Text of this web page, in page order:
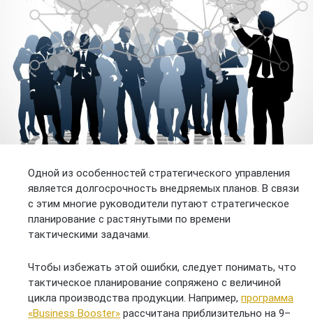
Одной из особенностей стратегического управления
является долгосрочность внедряемых планов. В связи
с этим многие руководители путают стратегическое
планирование с растянутыми по времени
тактическими задачами.
Чтобы избежать этой ошибки, следует понимать, что
тактическое планирование сопряжено с величиной
цикла производства продукции. Например, программа
«Business Booster» рассчитана приблизительно на 9–